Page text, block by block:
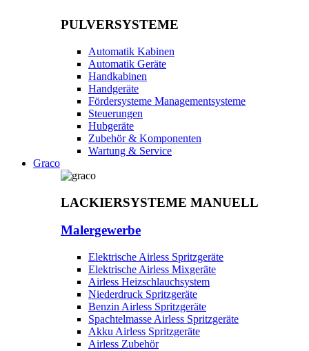
PULVERSYSTEME
Automatik Kabinen
Automatik Geräte
Handkabinen
Handgeräte
Fördersysteme Managementsysteme
Steuerungen
Hubgeräte
Zubehör & Komponenten
Wartung & Service
Graco
LACKIERSYSTEME MANUELL
Malergewerbe
Elektrische Airless Spritzgeräte
Elektrische Airless Mixgeräte
Airless Heizschlauchsystem
Niederdruck Spritzgeräte
Benzin Airless Spritzgeräte
Spachtelmasse Airless Spritzgeräte
Akku Airless Spritzgeräte
Airless Zubehör